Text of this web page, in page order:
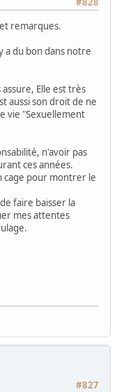
remarques.
a du bon dans notre
Elle est très
aussi son droit de ne
vie "Sexuellement
n'avoir pas
ces années.
cage pour montrer le
faire baisser la
mes attentes
#827